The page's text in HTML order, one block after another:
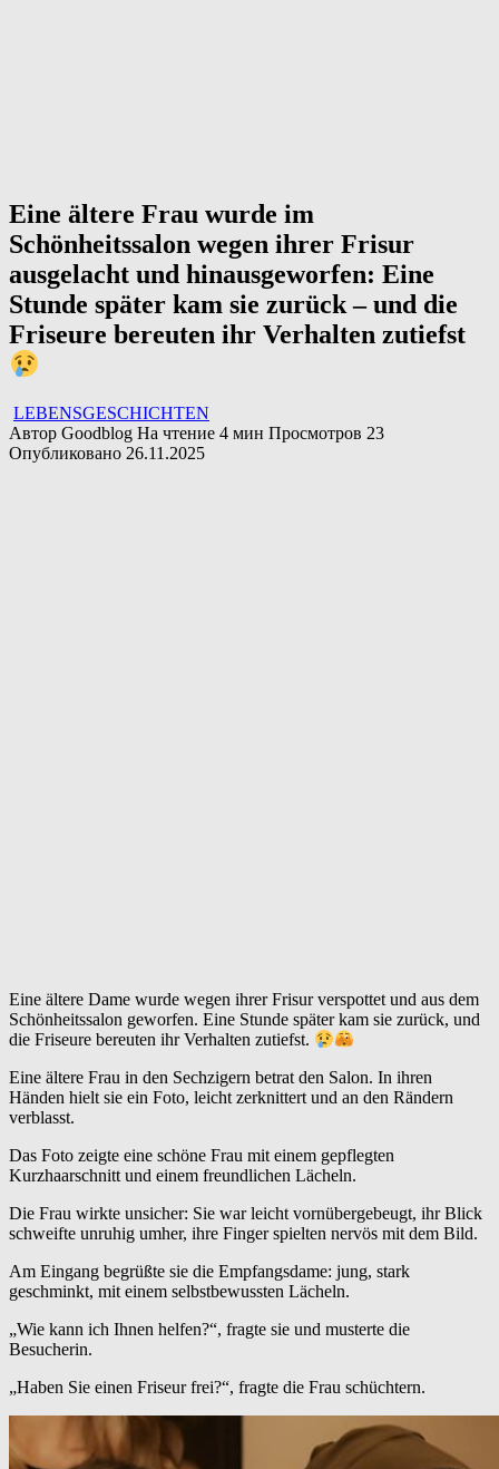
Eine ältere Frau wurde im
Schönheitssalon wegen ihrer Frisur
ausgelacht und hinausgeworfen: Eine
Stunde später kam sie zurück – und die
Friseure bereuten ihr Verhalten zutiefst
LEBENSGESCHICHTEN
Автор Goodblog На чтение 4 мин Просмотров 23
Опубликовано 26.11.2025
Eine ältere Dame wurde wegen ihrer Frisur verspottet und aus dem
Schönheitssalon geworfen. Eine Stunde später kam sie zurück, und
die Friseure bereuten ihr Verhalten zutiefst.
Eine ältere Frau in den Sechzigern betrat den Salon. In ihren
Händen hielt sie ein Foto, leicht zerknittert und an den Rändern
verblasst.
Das Foto zeigte eine schöne Frau mit einem gepflegten
Kurzhaarschnitt und einem freundlichen Lächeln.
Die Frau wirkte unsicher: Sie war leicht vornübergebeugt, ihr Blick
schweifte unruhig umher, ihre Finger spielten nervös mit dem Bild.
Am Eingang begrüßte sie die Empfangsdame: jung, stark
geschminkt, mit einem selbstbewussten Lächeln.
„Wie kann ich Ihnen helfen?“, fragte sie und musterte die
Besucherin.
„Haben Sie einen Friseur frei?“, fragte die Frau schüchtern.